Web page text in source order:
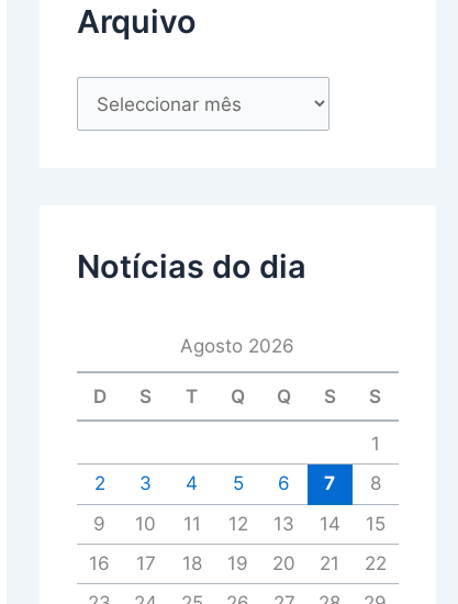
Arquivo
Notícias do dia
Agosto 2026
D S T Q Q S S
1
2
3 4 5 6 7
8
9
10 11 12 13 14
15
16
17 18 19 20 21
22